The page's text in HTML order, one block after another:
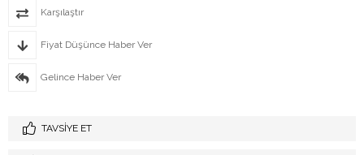
Karşılaştır
Fiyat Düşünce Haber Ver
Gelince Haber Ver
TAVSIYE ET